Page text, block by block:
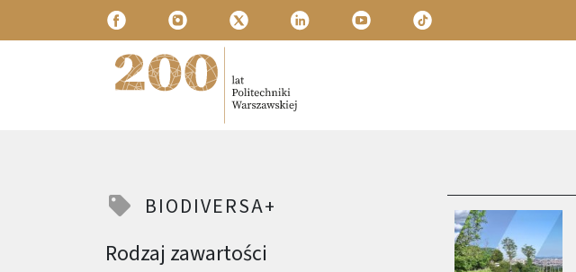
Przejdź do treści
BIODIVERSA+
Rodzaj zawartości
Obraz (old)